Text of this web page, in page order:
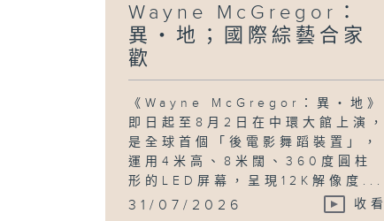
Wayne McGregor：
異・地；國際綜藝合家
歡
《Wayne McGregor：異・地》
即日起至8月2日在中環大館上演，
是全球首個「後電影舞蹈裝置」，
運用4米高、8米闊、360度圓柱
形的LED屏幕，呈現12K解像度...
31/07/2026 收看